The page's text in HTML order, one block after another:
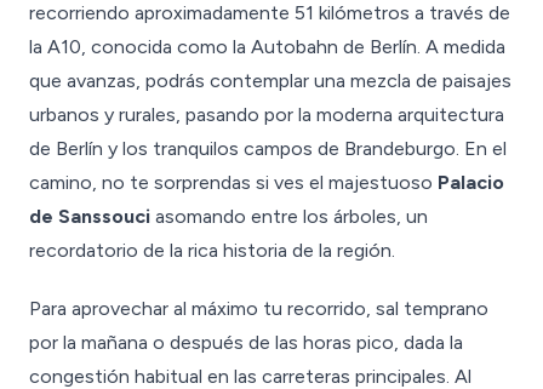
recorriendo aproximadamente 51 kilómetros a través de
la A10, conocida como la Autobahn de Berlín. A medida
que avanzas, podrás contemplar una mezcla de paisajes
urbanos y rurales, pasando por la moderna arquitectura
de Berlín y los tranquilos campos de Brandeburgo. En el
camino, no te sorprendas si ves el majestuoso Palacio
de Sanssouci asomando entre los árboles, un
recordatorio de la rica historia de la región.
Para aprovechar al máximo tu recorrido, sal temprano
por la mañana o después de las horas pico, dada la
congestión habitual en las carreteras principales. Al